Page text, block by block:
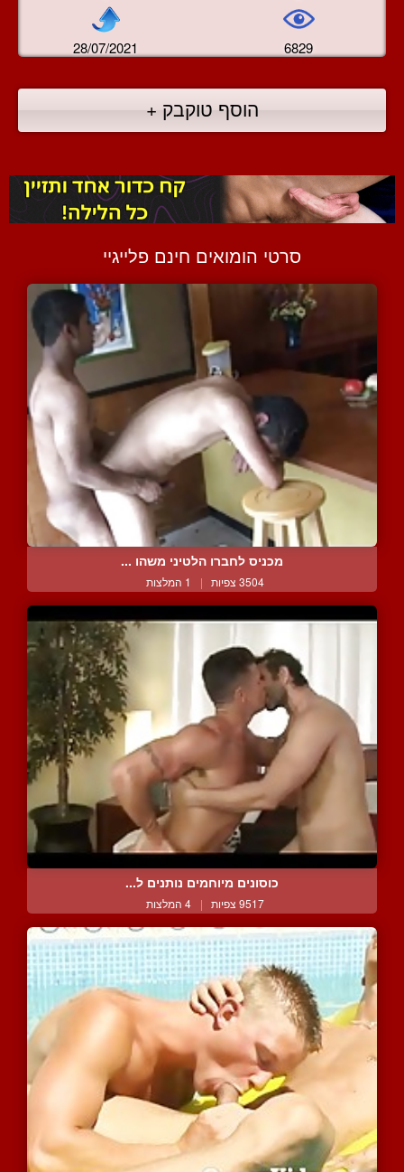
28/07/2021 6829
הוסף טוקבק +
סרטי הומואים חינם פלייגיי
מכניס לחברו הלטיני משהו ...
3504 צפיות | 1 המלצות
כוסונים מיוחמים נותנים ל...
9517 צפיות | 4 המלצות